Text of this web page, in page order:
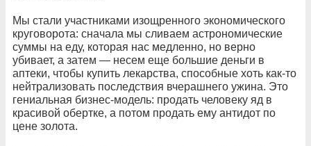
Мы стали участниками изощренного экономического
круговорота: сначала мы сливаем астрономические
суммы на еду, которая нас медленно, но верно
убивает, а затем — несем еще большие деньги в
аптеки, чтобы купить лекарства, способные хоть как-то
нейтрализовать последствия вчерашнего ужина. Это
гениальная бизнес-модель: продать человеку яд в
красивой обертке, а потом продать ему антидот по
цене золота.